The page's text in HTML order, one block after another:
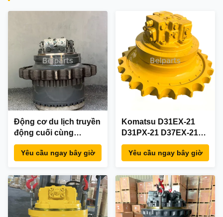
Động cơ du lịch truyền
động cuối cùng
Komatsu PC500LC-
10R PC500 với hộp số
00120 cho các bộ phận
máy xúc
Yêu cầu ngay bây giờ
Komatsu D31EX-21
D31PX-21 D37EX-21
D37PX-21 Máy ủi
ASS'Y DRIVE CUỐI
10301 11Y-27-10401
Động cơ du lịch thủy
lực
Yêu cầu ngay bây giờ